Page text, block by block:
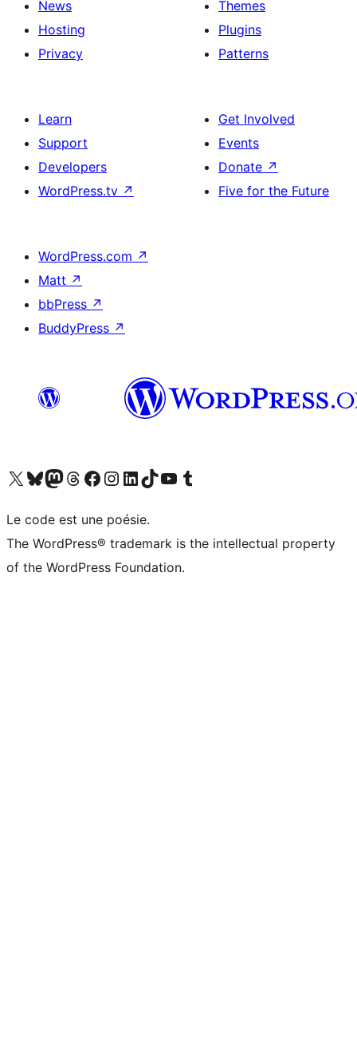
News
Hosting
Privacy
Themes
Plugins
Patterns
Learn
Support
Developers
WordPress.tv ↗
Get Involved
Events
Donate ↗
Five for the Future
WordPress.com ↗
Matt ↗
bbPress ↗
BuddyPress ↗
Visit our X (formerly Twitter) account
Visitez notre compte Bluesky
Visit our Mastodon account
Visitez notre compte Threads
Visit our Facebook page
Visit our Instagram account
Visit our LinkedIn account
Visitez notre compte TikTok
Visit our YouTube channel
Visitez notre compte Tumblr
Le code est une poésie.
The WordPress® trademark is the intellectual property
of the WordPress Foundation.